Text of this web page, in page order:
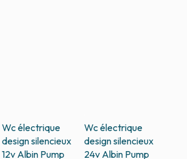
Wc électrique
design silencieux
12v Albin Pump
Wc électrique
design silencieux
24v Albin Pump